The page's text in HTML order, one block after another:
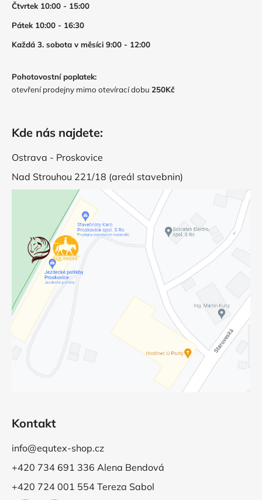
Čtvrtek 10:00 - 15:00
Pátek 10:00 - 16:30
Každá 3. sobota v měsíci 9:00 - 12:00
Pohotovostní poplatek:
otevření prodejny mimo otevírací dobu 250Kč
Kde nás najdete:
Ostrava - Proskovice
Nad Strouhou 221/18 (areál stavebnin)
Kontakt
info@equtex-shop.cz
+420 734 691 336 Alena Bendová
+420 724 001 554 Tereza Sabol